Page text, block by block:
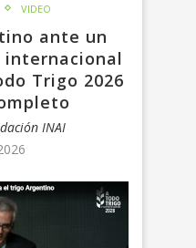
VIDEO
ante un
Trigo 2026
INAI